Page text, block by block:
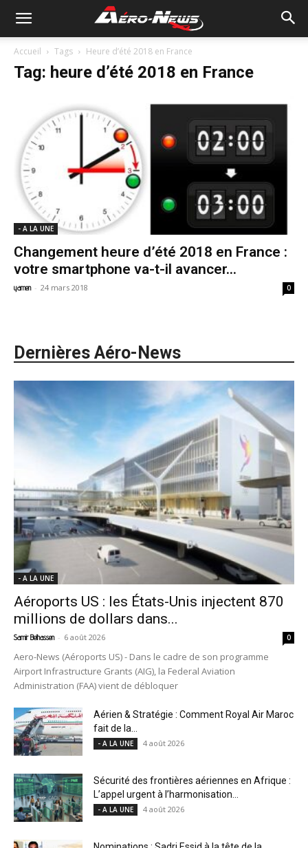
Accueil Tags Heure d’été 2018 en France
Tag: heure d’été 2018 en France
- A LA UNE
Changement heure d’été 2018 en France :
votre smartphone va-t-il avancer...
yamen - 24 mars 2018 0
Dernières Aéro-News
- A LA UNE
Aéroports US : les États-Unis injectent 870
millions de dollars dans...
Samir Belhassen - 6 août 2026 0
Aero-News (Aéroports US) - Dans le cadre de son programme
Airport Infrastructure Grants (AIG), la Federal Aviation
Administration (FAA) vient de débloquer
Aérien & Stratégie : Comment Royal Air Maroc
fait de la...
- A LA UNE 4 août 2026
Sécurité des frontières aériennes en Afrique :
L’appel urgent à l’harmonisation...
- A LA UNE 4 août 2026